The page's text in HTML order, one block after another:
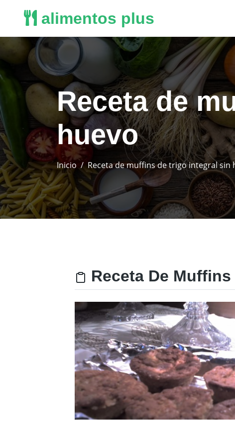
alimentos plus
Receta de
huevo
Inicio Receta de muffins de trigo integral sin
Receta De